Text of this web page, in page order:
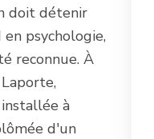
doit détenir
psychologie,
reconnue. À
à
d'un